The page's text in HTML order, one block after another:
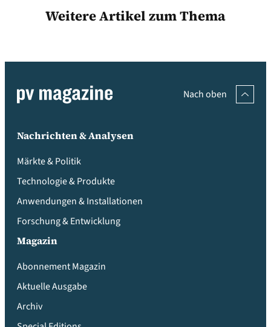
Weitere Artikel zum Thema
Nach oben
Nachrichten & Analysen
Märkte & Politik
Technologie & Produkte
Anwendungen & Installationen
Forschung & Entwicklung
Magazin
Abonnement Magazin
Aktuelle Ausgabe
Archiv